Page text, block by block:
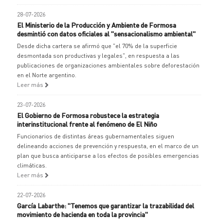
28-07-2026
El Ministerio de la Producción y Ambiente de Formosa
desmintió con datos oficiales al "sensacionalismo ambiental"
Desde dicha cartera se afirmó que "el 70% de la superficie
desmontada son productivas y legales", en respuesta a las
publicaciones de organizaciones ambientales sobre deforestación
en el Norte argentino.
Leer más
23-07-2026
El Gobierno de Formosa robustece la estrategia
interinstitucional frente al fenómeno de El Niño
Funcionarios de distintas áreas gubernamentales siguen
delineando acciones de prevención y respuesta, en el marco de un
plan que busca anticiparse a los efectos de posibles emergencias
climáticas.
Leer más
22-07-2026
García Labarthe: "Tenemos que garantizar la trazabilidad del
movimiento de hacienda en toda la provincia"